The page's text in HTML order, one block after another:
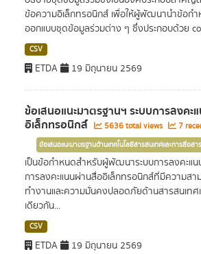
ข้อความอิเล็กทรอนิกส์ เพื่อให้ผู้พัฒนานำข้อกำ
ออกแบบชุดข้อมูลร่วมต่าง ๆ ซึ่งประกอบด้วย
CSV
ETDA 19 มิถุนายน 2569
ข้อเสนอแนะมาตรฐานฯ ระบบการลงค
อิเล็กทรอนิกส์ 5636 total views 7
ข้อเสนอแนะมาตรฐานด้านเทคโนโลยีสารสนเทศและการสื่อส
เป็นข้อกำหนดสำหรับผู้พัฒนาระบบการลงคะแ
การลงคะแนนผ่านสื่ออิเล็กทรอนิกส์ที่มีความส
ทำงานและความมั่นคงปลอดภัยด้านสารสนเทศ
เดียวกัน...
CSV
ETDA 19 มิถุนายน 2569